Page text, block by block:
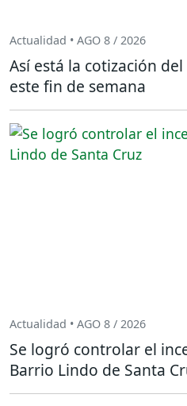
Actualidad • AGO 8 / 2026
Así está la cotización
este fin de semana
Actualidad • AGO 8 / 2026
Se logró controlar el
Barrio Lindo de Santa